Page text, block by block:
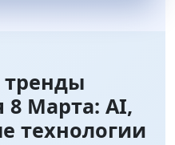
8 Марта: AI,
технологии